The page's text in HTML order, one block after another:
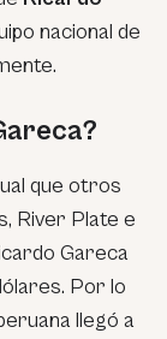
nacional de
que otros
River Plate e
Gareca
Por lo
llegó a